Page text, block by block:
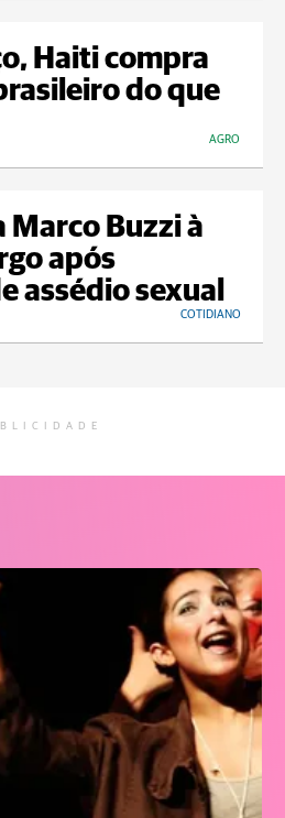
Haiti compra
do que
AGRO
Marco Buzzi à
após
assédio sexual
COTIDIANO